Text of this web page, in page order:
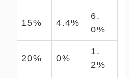
15% 4.4%
6.
0%
20% 0%
1.
2%